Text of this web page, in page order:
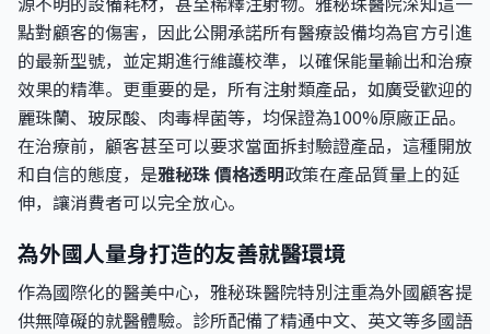
點對顧客的傷害，因此公開承諾所有醫療設備均為官方引進
的最新型號，並定期進行維護校準，以確保能量輸出和治療
效果的精準。更重要的是，所有注射類產品，如廣受歡迎的
麗珠蘭、玻尿酸、肉毒桿菌等，均保證為100%原廠正品。
在治療前，顧客甚至可以要求當面拆封驗證產品，這種開放
和自信的態度，是雅秘珠 價格透明政策在產品質量上的延
伸，讓消費者可以完全放心。
為外國人量身打造的友善就醫環境
作為國際化的醫美中心，雅秘珠醫院特別注重為外國顧客提
供無障礙的就醫體驗。診所配備了精通中文、英文等多國語